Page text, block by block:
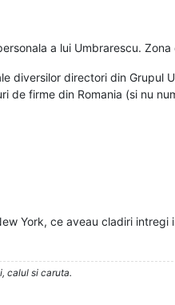
a lui Umbrarescu.
diversilor directori din
de firme din Romania (si nu
York, ce aveau cladiri intregi
calul si caruta.